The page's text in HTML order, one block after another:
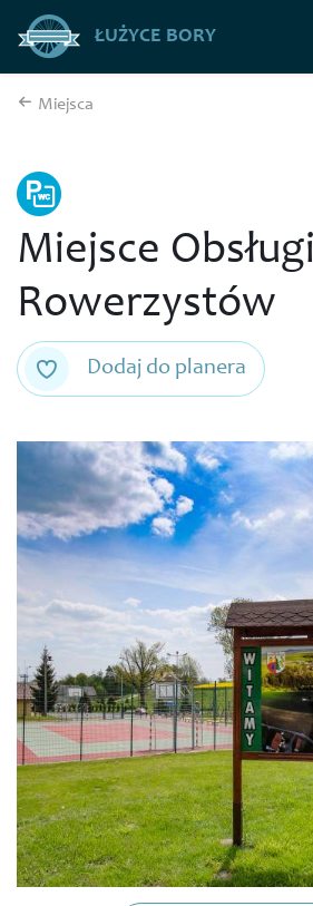
ŁUŻYCE BORY
Miejsca
Miejsce Obsługi
Rowerzystów
Dodaj do planera